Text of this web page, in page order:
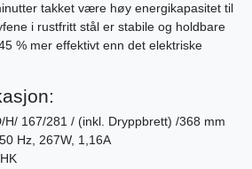
takket være høy energikapasitet til
i rustfritt stål er stabile og holdbare
% mer effektivt enn det elektriske
H/ 167/281 / (inkl. Dryppbrett) /368 mm
Hz, 267W, 1,16A